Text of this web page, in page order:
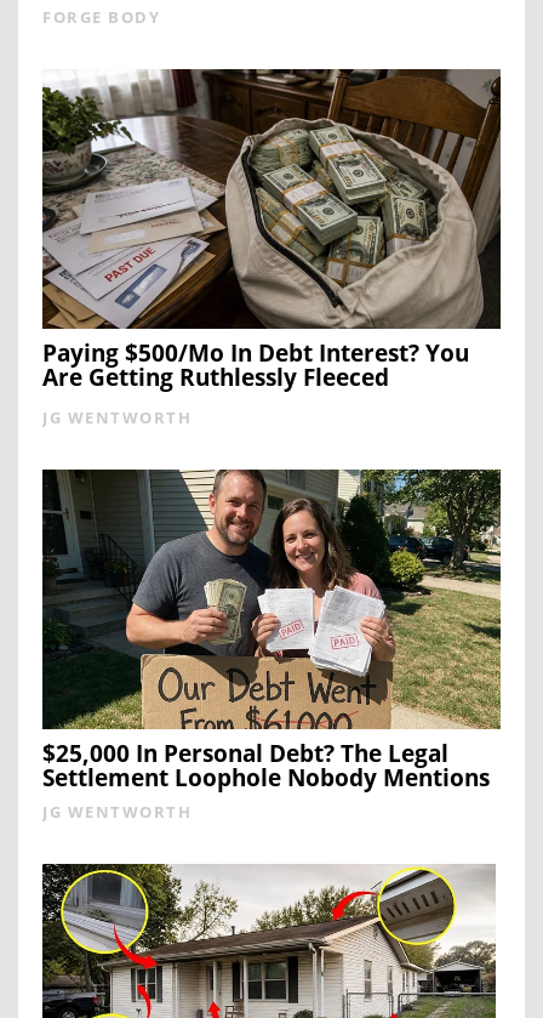
FORGE BODY
Paying $500/Mo In Debt Interest? You
Are Getting Ruthlessly Fleeced
JG WENTWORTH
$25,000 In Personal Debt? The Legal
Settlement Loophole Nobody Mentions
JG WENTWORTH